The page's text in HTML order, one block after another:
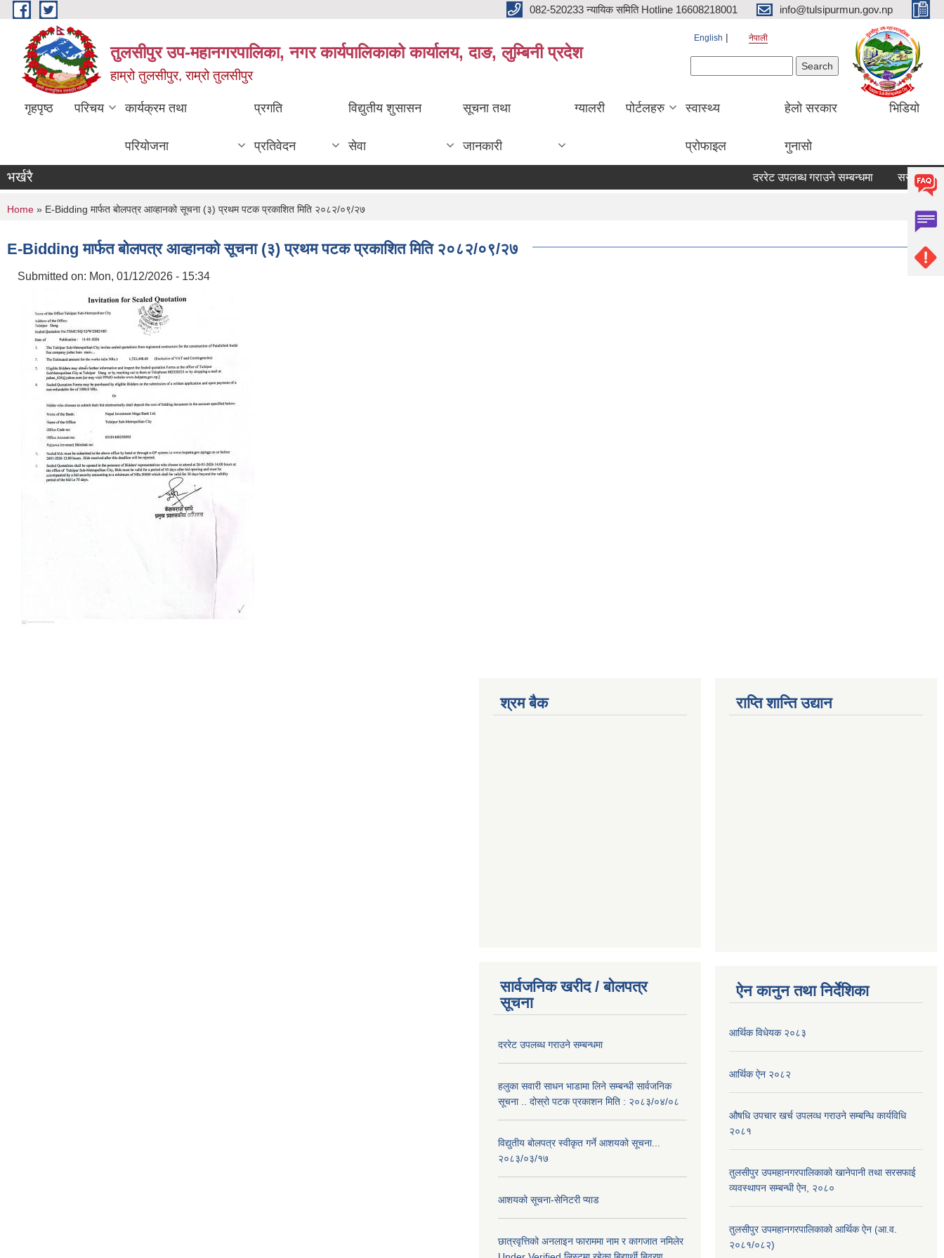
Skip to main content 082-520233 न्यायिक समिति Hotline 16608218001 info@tulsipurmun.gov.np
तुलसीपुर उप-महानगरपालिका, नगर कार्यपालिकाको कार्यालय, दाङ, लुम्बिनी प्रदेश
हाम्रो तुलसीपुर, राम्रो तुलसीपुर
English नेपाली
गृहपृष्ठ परिचय कार्यक्रम तथा
परियोजना
प्रगति
प्रतिवेदन
विद्युतीय शुसासन
सेवा
सूचना तथा
जानकारी
ग्यालरी पोर्टलहरु स्वास्थ्य
प्रोफाइल
हेलो सरकार
गुनासो
भिडियो
भर्खरै दररेट उपलब्ध गराउने सम्बन्धमा सरुवा
You are here
Home » E-Bidding मार्फत बोलपत्र आव्हानको सूचना (३) प्रथम पटक प्रकाशित मिति २०८२/०९/२७
E-Bidding मार्फत बोलपत्र आव्हानको सूचना (३) प्रथम पटक प्रकाशित मिति २०८२/०९/२७
Submitted on: Mon, 01/12/2026 - 15:34
श्रम बैक
सार्वजनिक खरीद / बोलपत्र
सूचना
दररेट उपलब्ध गराउने सम्बन्धमा
हलुका सवारी साधन भाडामा लिने सम्बन्धी सार्वजनिक
सूचना .. दोस्रो पटक प्रकाशन मिति : २०८३/०४/०८
विद्युतीय बोलपत्र स्वीकृत गर्ने आशयको सूचना...
२०८३/०३/१७
आशयको सूचना-सेनिटरी प्याड
छात्रवृत्तिको अनलाइन फाराममा नाम र कागजात नमिलेर
राप्ति शान्ति उद्यान
ऐन कानुन तथा निर्देशिका
आर्थिक विधेयक २०८३
आर्थिक ऐन २०८२
औषधि उपचार खर्च उपलव्ध गराउने सम्बन्धि कार्यविधि
२०८१
तुलसीपुर उपमहानगरपालिकाको खानेपानी तथा सरसफाई
व्यवस्थापन सम्बन्धी ऐन, २०८०
तुलसीपुर उपमहानगरपालिकाको आर्थिक ऐन (आ.व.
२०८१/०८२)